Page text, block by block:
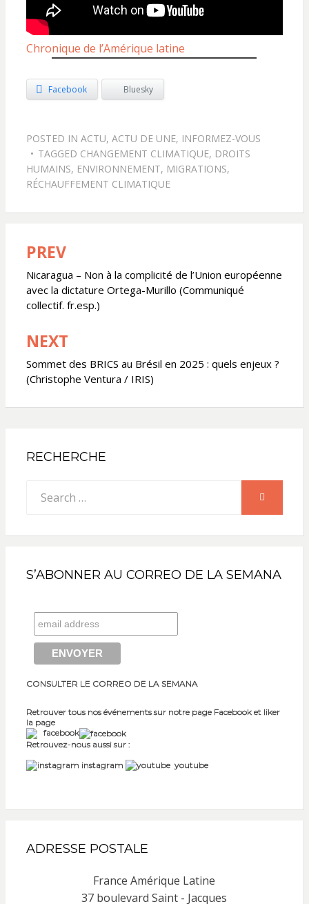
Chronique de l’Amérique latine
Facebook Bluesky
POSTED IN ACTU, ACTU DE UNE, INFORMEZ-VOUS
TAGGED CHANGEMENT CLIMATIQUE, DROITS
HUMAINS, ENVIRONNEMENT, MIGRATIONS,
RÉCHAUFFEMENT CLIMATIQUE
Navigation
de
l’article
PREV
Nicaragua – Non à la complicité de l’Union européenne
avec la dictature Ortega-Murillo (Communiqué
collectif. fr.esp.)
NEXT
Sommet des BRICS au Brésil en 2025 : quels enjeux ?
(Christophe Ventura / IRIS)
RECHERCHE
for:
SEARCH
S’ABONNER AU CORREO DE LA SEMANA
CONSULTER LE CORREO DE LA SEMANA
Retrouver tous nos événements sur notre page Facebook et liker
la page
facebook
Retrouvez-nous aussi sur :
instagram
youtube
ADRESSE POSTALE
France Amérique Latine
37 boulevard Saint - Jacques